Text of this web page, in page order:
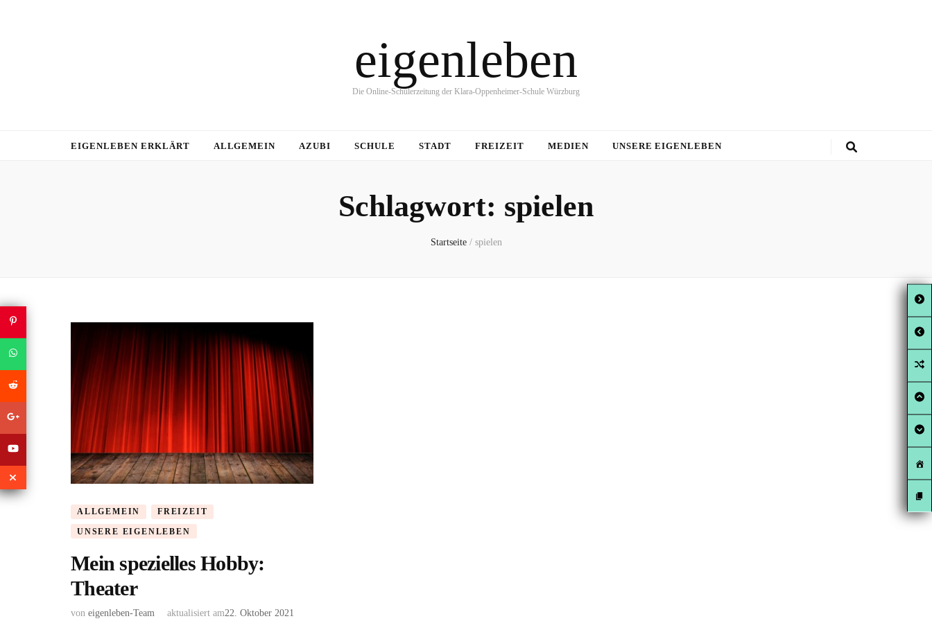
eigenleben
Die Online-Schülerzeitung der Klara-Oppenheimer-Schule Würzburg
EIGENLEBEN ERKLÄRT ALLGEMEIN AZUBI SCHULE STADT FREIZEIT MEDIEN UNSERE EIGENLEBEN
Schlagwort: spielen
Startseite / spielen
ALLGEMEIN FREIZEIT
UNSERE EIGENLEBEN
Mein spezielles Hobby:
Theater
von eigenleben-Team aktualisiert am22. Oktober 2021